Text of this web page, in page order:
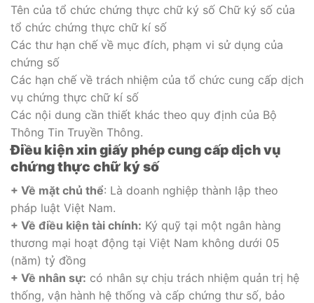
Tên của tổ chức chứng thực chữ ký số Chữ ký số của
tổ chức chứng thực chữ kí số
Các thư hạn chế về mục đích, phạm vi sử dụng của
chứng số
Các hạn chế về trách nhiệm của tổ chức cung cấp dịch
vụ chứng thực chữ kí số
Các nội dung cần thiết khác theo quy định của Bộ
Thông Tin Truyền Thông.
Điều kiện xin giấy phép cung cấp dịch vụ
chứng thực chữ ký số
+ Về mặt chủ thể: Là doanh nghiệp thành lập theo
pháp luật Việt Nam.
+ Về điều kiện tài chính: Ký quỹ tại một ngân hàng
thương mại hoạt động tại Việt Nam không dưới 05
(năm) tỷ đồng
+ Về nhân sự: có nhân sự chịu trách nhiệm quản trị hệ
thống, vận hành hệ thống và cấp chứng thư số, bảo